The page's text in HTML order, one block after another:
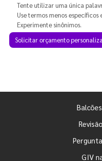
Tente utilizar uma única
Use termos menos específicos
Experimente sinônimos.
Solicitar orçamento
GIV